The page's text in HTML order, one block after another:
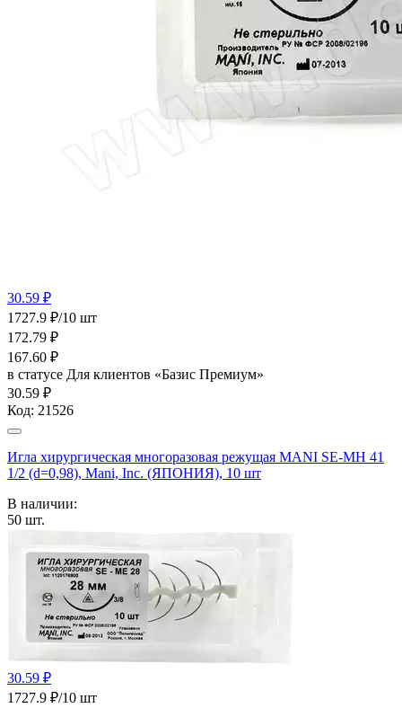
30.59 ₽
1727.9 ₽/10 шт
172.79 ₽
167.60 ₽
в статусе Для клиентов «Базис Премиум»
30.59 ₽
Код: 21526
Игла хирургическая многоразовая режущая MANI SE-MH 41
1/2 (d=0,98), Mani, Inc. (ЯПОНИЯ), 10 шт
В наличии:
50 шт.
30.59 ₽
1727.9 ₽/10 шт